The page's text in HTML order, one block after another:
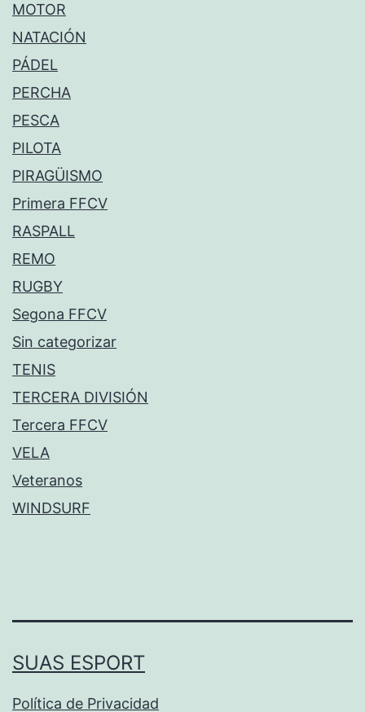
MOTOR
NATACIÓN
PÁDEL
PERCHA
PESCA
PILOTA
PIRAGÜISMO
Primera FFCV
RASPALL
REMO
RUGBY
Segona FFCV
Sin categorizar
TENIS
TERCERA DIVISIÓN
Tercera FFCV
VELA
Veteranos
WINDSURF
SUAS ESPORT
Política de Privacidad